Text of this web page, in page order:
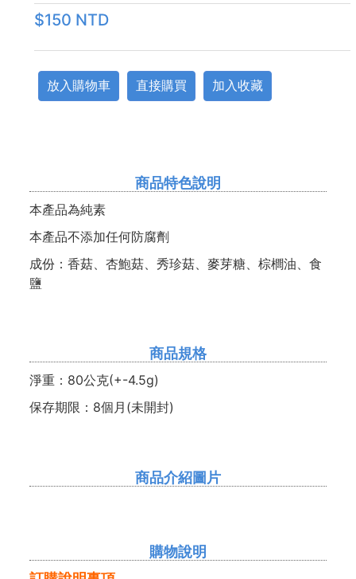
$150 NTD
放入購物車 直接購買 加入收藏
商品特色說明
本產品為純素
本產品不添加任何防腐劑
成份：香菇、杏鮑菇、秀珍菇、麥芽糖、棕櫚油、食
鹽
商品規格
淨重：80公克(+-4.5g)
保存期限：8個月(未開封)
商品介紹圖片
購物說明